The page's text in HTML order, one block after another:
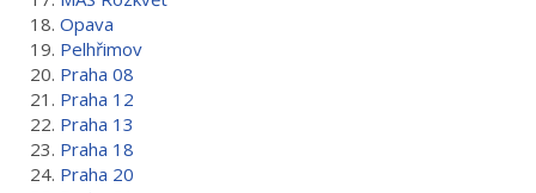
18. Opava
19. Pelhřimov
20. Praha 08
21. Praha 12
22. Praha 13
23. Praha 18
24. Praha 20